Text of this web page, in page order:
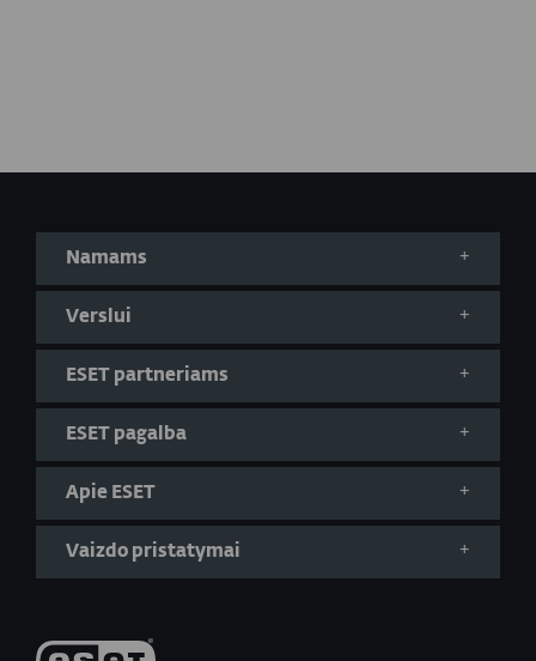
Namams
Verslui
ESET partneriams
ESET pagalba
Apie ESET
Vaizdo pristatymai